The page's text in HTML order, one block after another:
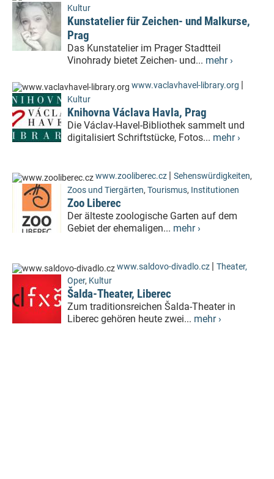
Kultur
Kunstatelier für Zeichen- und Malkurse,
Prag
Das Kunstatelier im Prager Stadtteil
Vinohrady bietet Zeichen- und... mehr ›
www.vaclavhavel-library.org |
Kultur
Knihovna Václava Havla, Prag
Die Václav-Havel-Bibliothek sammelt und
digitalisiert Schriftstücke, Fotos... mehr ›
www.zooliberec.cz | Sehenswürdigkeiten,
Zoos und Tiergärten, Tourismus, Institutionen
Zoo Liberec
Der älteste zoologische Garten auf dem
Gebiet der ehemaligen... mehr ›
www.saldovo-divadlo.cz | Theater,
Oper, Kultur
Šalda-Theater, Liberec
Zum traditionsreichen Šalda-Theater in
Liberec gehören heute zwei... mehr ›